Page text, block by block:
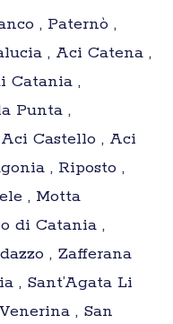
, Paternò ,
, Aci Catena ,
Catania ,
Punta ,
Castello , Aci
, Riposto ,
, Motta
di Catania ,
, Zafferana
, Sant’Agata Li
, San